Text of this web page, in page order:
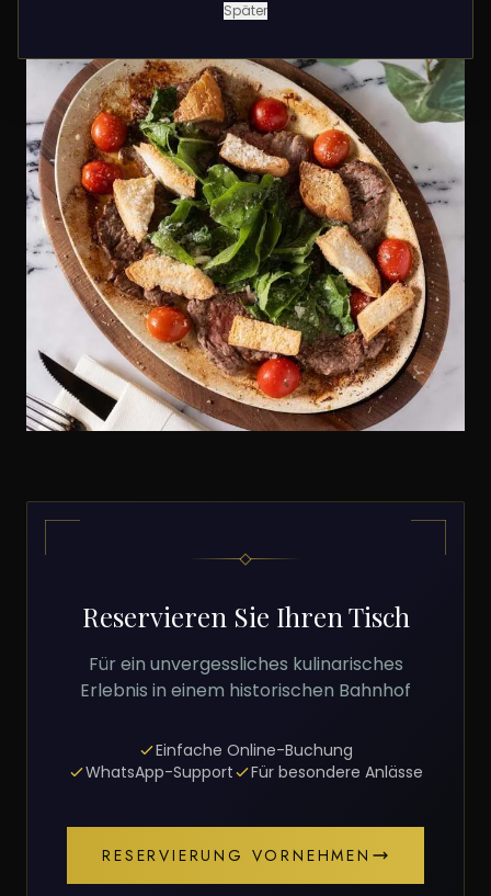
Reservieren Sie Ihren Tisch
Für ein unvergessliches kulinarisches
Erlebnis in einem historischen Bahnhof
Einfache Online-Buchung
WhatsApp-Support
Für besondere Anlässe
RESERVIERUNG VORNEHMEN
Später